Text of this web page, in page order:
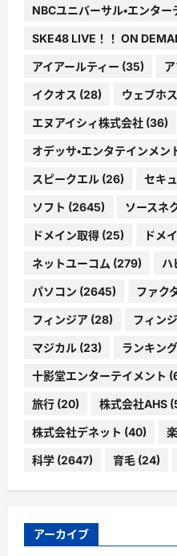
NBCユニバーサル・エンタ
SKE48 LIVE！！ ON
アイアールティー (35)
イクオス (28) ウェブホ
エヌアイシィ株式会社 (36)
オデッサ・エンタテインメン
スピークエル (26) セキ
ソフト (2645) ソースネ
ドメイン取得 (25) ドメ
ネットユーコム (279) ハ
パソコン (2645) ファク
フィンジア (28) フィン
マジカル (23) ランキング
十影堂エンターテイメント
旅行 (20) 株式会社AHS
株式会社デネット (40)
科学 (2647) 育毛 (24)
アーカイブ